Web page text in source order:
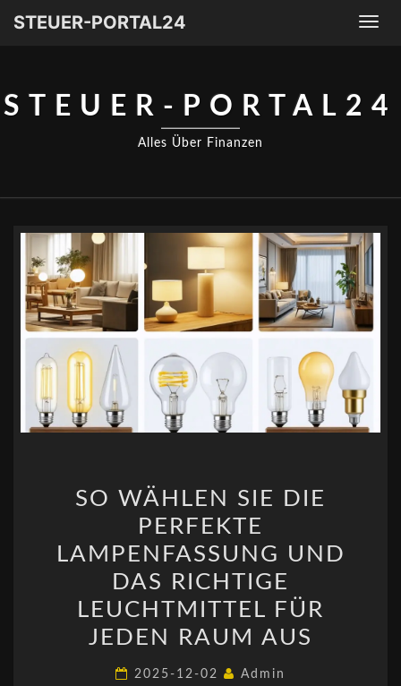
STEUER-PORTAL24
STEUER-PORTAL24
Alles Über Finanzen
WÄHLEN
SIE
DIE
PERFEKTE
LAMPENFASSUNG
DAS
RICHTIGE
SO WÄHLEN SIE DIE
PERFEKTE
LAMPENFASSUNG UND
DAS RICHTIGE
LEUCHTMITTEL FÜR
JEDEN RAUM AUS
2025-12-02 Admin